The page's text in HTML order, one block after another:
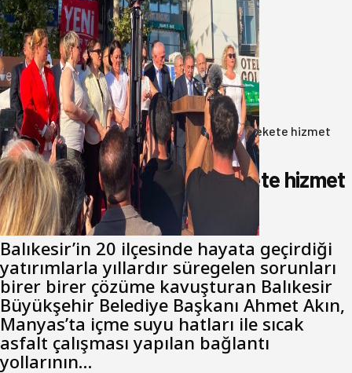
Yeni Parti Bandırma Teşkilatı kuruldu
06 Ağustos 2026
Anasayfa/Gündem/Akın: Benim derdim memlekete hizmet
hemşerim!
Akın: Benim derdim memlekete hizmet
hemşerim!
Balıkesir’in 20 ilçesinde hayata geçirdiği
yatırımlarla yıllardır süregelen sorunları
birer birer çözüme kavuşturan Balıkesir
Büyükşehir Belediye Başkanı Ahmet Akın,
Manyas’ta içme suyu hatları ile sıcak
asfalt çalışması yapılan bağlantı
yollarının…